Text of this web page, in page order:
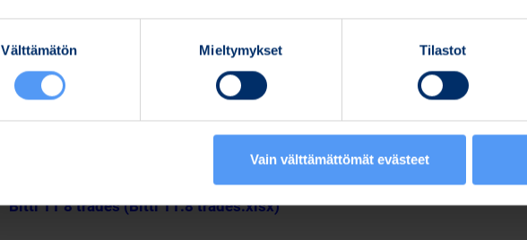
Välttämätön Mieltymykset Tilastot
Vain välttämättömät evästeet
Lisätietoja:
Puh. 040 344 5258
Bitti 11 8 trades (Bitti 11.8 trades.xlsx)